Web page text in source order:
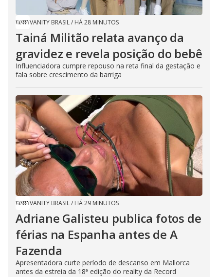
VANITY BRASIL/ HÁ 28 MINUTOS
Tainá Militão relata avanço da
gravidez e revela posição do bebê
Influenciadora cumpre repouso na reta final da gestação e
fala sobre crescimento da barriga
VANITY BRASIL/ HÁ 29 MINUTOS
Adriane Galisteu publica fotos de
férias na Espanha antes de A
Fazenda
Apresentadora curte período de descanso em Mallorca
antes da estreia da 18ª edição do reality da Record